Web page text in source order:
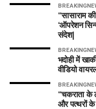
महिलाओं और
कवायद नहीं है, बल्कि नारी
प्रति सोच में बदलाव की
अगर यह योजना धरातल पर
परिवार जैसा माहौल, बेहतर
“सासाराम
‘ऑपरेशन
संदेश|
भदोही में
वीडियो
“चकराता के
और पत्थरों के